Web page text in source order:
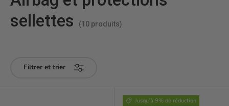
sellettes
(10 produits)
Filtrer et trier
Jusqu’à 9% de réduction